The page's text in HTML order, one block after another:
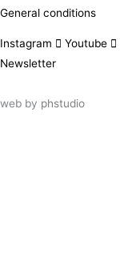
General conditions
Instagram Youtube
Newsletter
web by phstudio